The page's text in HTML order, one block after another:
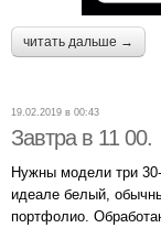
читать дальше →
19.02.2019 в 00:43
Завтра в 11 00.
Нужны модели три
идеале белый,
портфолио.